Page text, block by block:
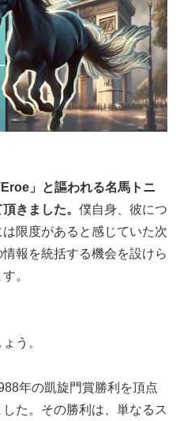
」と謳われる名馬トニ
きました。 僕自身、彼につ
限度があると感じていた次
報を統括する機会を設けら
。
う。
年の凱旋門賞勝利を頂点
た。その勝利は、単なるス